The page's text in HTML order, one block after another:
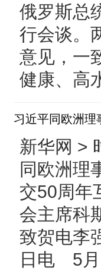
俄罗斯总
行会谈。
意见，一
健康、高
习近平同欧洲理
新华网 >
同欧洲理
交50周年
会主席科
致贺电李
日电 5月